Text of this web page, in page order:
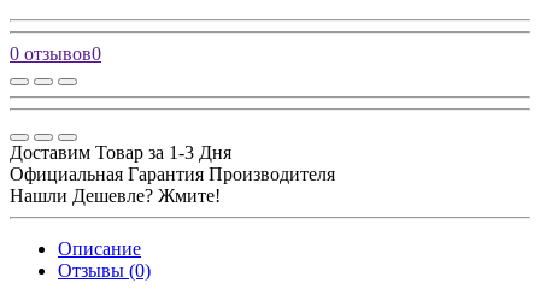
0 отзывов0
Доставим Товар за 1-3 Дня
Официальная Гарантия Производителя
Нашли Дешевле? Жмите!
Описание
Отзывы (0)